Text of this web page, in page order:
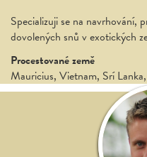
Specializuji se na navrhování,
dovolených snů v exotických
Procestované země
Mauricius, Vietnam, Srí